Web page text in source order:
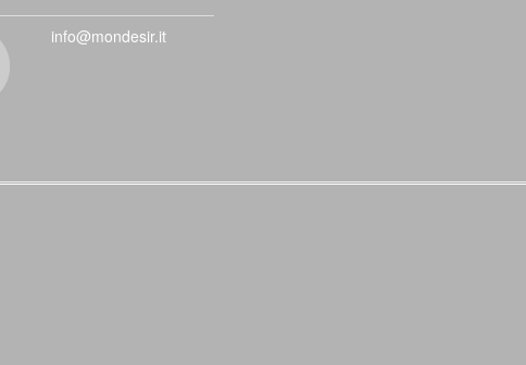
info@mondesir.it